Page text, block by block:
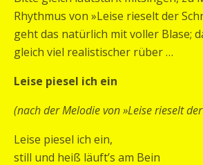
Rhythmus von »Leise rieselt der
geht das natürlich mit voller Blase;
gleich viel realistischer rüber …
Leise piesel ich ein
(nach der Melodie von »Leise rieselt der
Leise piesel ich ein,
still und heiß läuft’s am Bein